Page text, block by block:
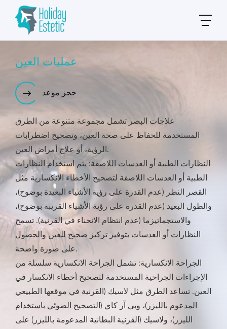
عمليات العين
حجز موعد
علاجات البصر تشمل مجموعة متنوعة من الطرق
المستخدمة للحفاظ على صحة العين، وتصحيح اضطرابات
الرؤية، أو علاج أمراض العين.
النظارات الطبية أو العدسات اللاصقة: يتم استخدام النظارات
الطبية أو العدسات اللاصقة لتصحيح الأخطاء الانكسارية مثل
القصر النظر (عدم القدرة على رؤية الأشياء البعيدة بوضوح)،
والطول البعيد (عدم القدرة على رؤية الأشياء القريبة بوضوح)،
والاستجماتيزما (عدم انتظام الانحناء في القرنية). تسمح
النظارات أو العدسات بتوفير تركيز صحيح للعين والحصول
على صورة واضحة.
الجراحة الانكسارية: تشمل الجراحة الانكسارية سلسلة من
الإجراءات الجراحية المستخدمة لتصحيح أخطاء الانكسار في
العين. تساعد الطرق مثل لاسيك (القرنية في موقعها الطبيعي
المدعوم بالليزر)، وبي آر كاي (التصحيح الضوئي باستخدام
الليزر)، ولاسيك (القرنية البطانية المدعومة بالليزر) على